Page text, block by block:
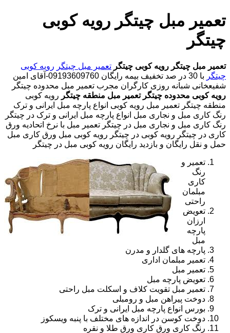
تعمیر مبل چیتگر رویه کوبی
چیتگر
تعمیر مبل چیتگر رویه کوبی چیتگر تعمیر مبل چیتگر رویه کوبی
چیتگر با
30 در صد تخفیف بیمه رایگان 09193609760-آقای امین
شفیعخانی شبانه روزی کارگران مجرب تعمیر مبل محدوده چیتگر
رویه کوبی محدوده چیتگر تعمیر مبل منطقه چیتگر رویه کوبی
منطقه چیتگر تعمیر مبل رویه کوبی انواع پارچه مبل ایرانی و ترک
رنگ کاری مبل و نجاری مبل انواع پارچه مبل ایرانی و ترک در چیتگر
رنگ کاری مبل و نجاری مبل در چیتگر تعمیر مبل با نرخ اتحادیه ورق
کاری در چیتگر رویه کوبی در چیتگر رویه کوبی مبل ورق کاری مبل
حمل و نقل رایگان و بازدید رایگان رویه کوبی مبل در چیتگر
تعمیر و
رنگ
کاری
مبلمان
راحتی
تعویض
ارزان
پارچه
مبل
پارچه های گلدار و مدرن
تعمیر مبلمان اداری
تعمیر مبل
تعویض پارچه مبل
تعمیر مبل تقویت کلاف و اسکلت مبل راحتی
دوخت پیراهن مبل و رومبلی
بورس انواع پارچه مبل ایرانی و ترک
دوخت کوسن در اندازه های مختلف با پنبه ویسکوز
رنگ کاری ورق کاری ورق طلا و نقره